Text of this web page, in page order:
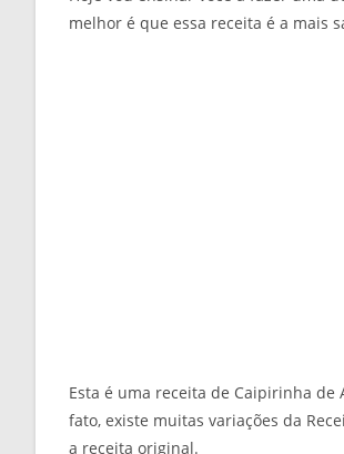
melhor é que essa receita é a mais
Esta é uma receita de Caipirinha
fato, existe muitas variações da
a receita original.